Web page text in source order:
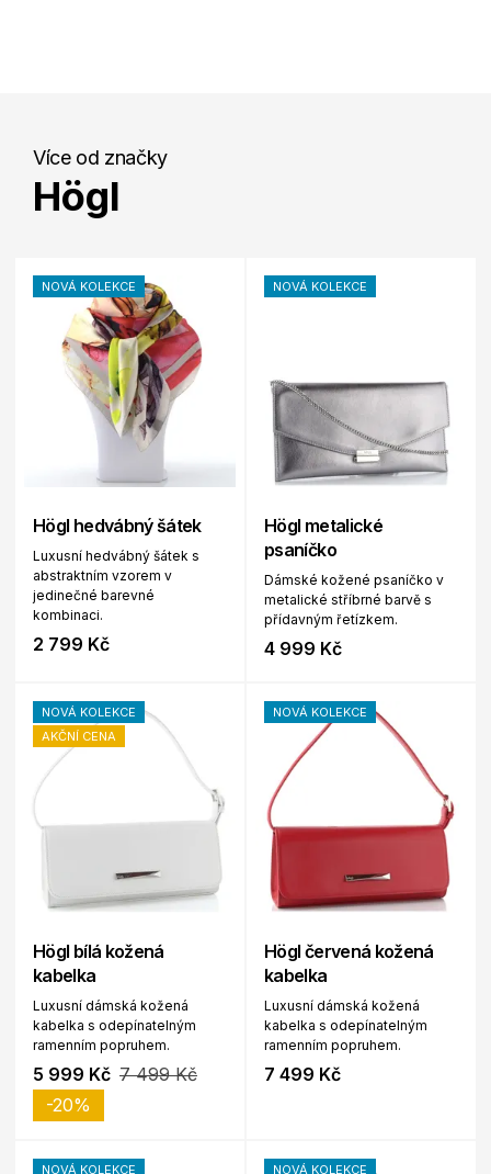
Více od značky
Högl
NOVÁ KOLEKCE
Högl hedvábný šátek
Luxusní hedvábný šátek s
abstraktním vzorem v
jedinečné barevné
kombinaci.
2 799 Kč
NOVÁ KOLEKCE
Högl metalické
psaníčko
Dámské kožené psaníčko v
metalické stříbrné barvě s
přídavným řetízkem.
4 999 Kč
NOVÁ KOLEKCE
AKČNÍ CENA
Högl bílá kožená
kabelka
Luxusní dámská kožená
kabelka s odepínatelným
ramenním popruhem.
5 999 Kč 7 499 Kč
-20%
NOVÁ KOLEKCE
Högl červená kožená
kabelka
Luxusní dámská kožená
kabelka s odepínatelným
ramenním popruhem.
7 499 Kč
NOVÁ KOLEKCE NOVÁ KOLEKCE